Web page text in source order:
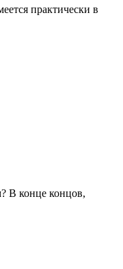
практически в
В конце концов,